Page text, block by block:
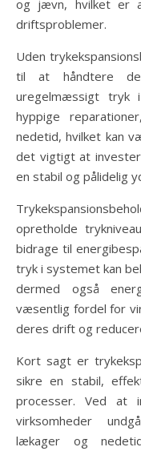
og jævn, hvilket er
driftsproblemer.
Uden
til at håndtere
uregelmæssigt tryk
hyppige
nedetid, hvilket kan
det vigtigt at
en stabil og pålidelig
opretholde
bidrage til
tryk i systemet kan
dermed også
væsentlig fordel for
deres drift og
Kort sagt er
sikre en stabil,
processer. Ved at
virksomheder
lækager og